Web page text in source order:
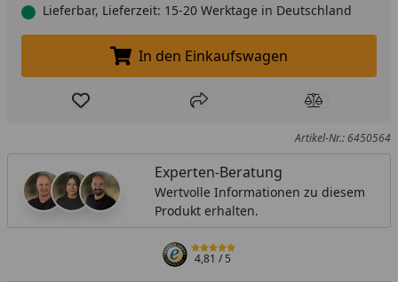
Lieferbar, Lieferzeit: 15-20 Werktage in Deutschland
In den Einkaufswagen legen
In den Einkaufswagen
Produkt zur Wunschliste hinzufügen
Teilen Produkt
Artikel-Nr.: 6450564
Experten-Beratung
Wertvolle Informationen zu diesem
Produkt erhalten.
4,81/ 5